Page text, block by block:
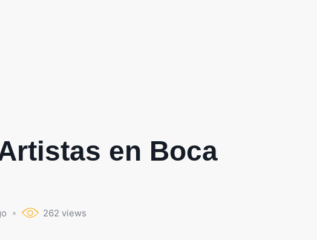
en Boca
262 views